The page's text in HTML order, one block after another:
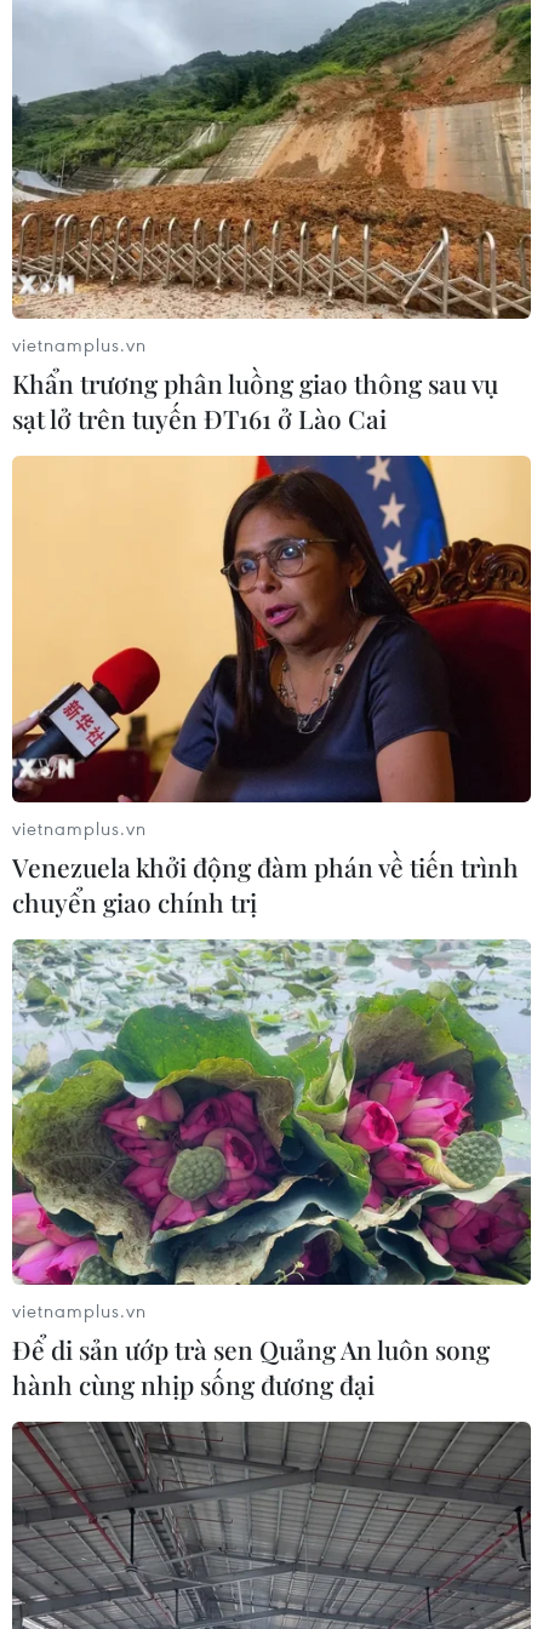
TIN CÙNG CHUYÊN MỤC
Cựu Đại sứ Australia: Tầm nhìn hợp
tác mới cho quan hệ Việt Nam-
Australia
07/08/2026 05:00
Hãng hàng không Air Premia của
Hàn Quốc nối lại đường bay
vietnamplus.vn
Khẩn trương phân luồng giao thông sau vụ
sạt lở trên tuyến ĐT161 ở Lào Cai
vietnamplus.vn
Venezuela khởi động đàm phán về tiến trình
chuyển giao chính trị
vietnamplus.vn
Để di sản ướp trà sen Quảng An luôn song
hành cùng nhịp sống đương đại